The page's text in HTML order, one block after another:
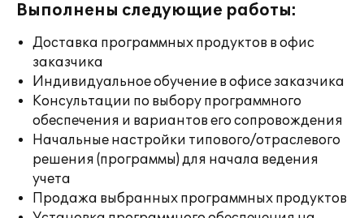
Выполнены следующие работы:
Доставка программных продуктов в офис
заказчика
Индивидуальное обучение в офисе заказчика
Консультации по выбору программного
обеспечения и вариантов его сопровождения
Начальные настройки типового/отраслевого
решения (программы) для начала ведения
учета
Продажа выбранных программных продуктов